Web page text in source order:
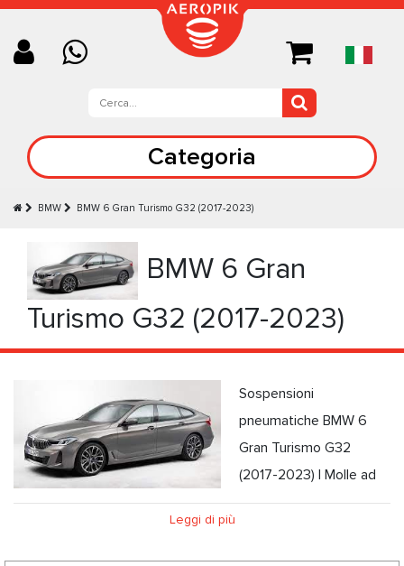
Categoria
BMW BMW 6 Gran Turismo G32 (2017-2023)
BMW 6 Gran
Turismo G32 (2017-2023)
Sospensioni
pneumatiche BMW 6
Gran Turismo G32
(2017-2023) | Molle ad
aria BMW 6 Gran Turismo G32 (2017-2023)
La BMW Serie 6 (G32) è la quarta generazione della gamma
BMW Gran Turismo di vetture executive liftback a 5 porte
Leggi di più